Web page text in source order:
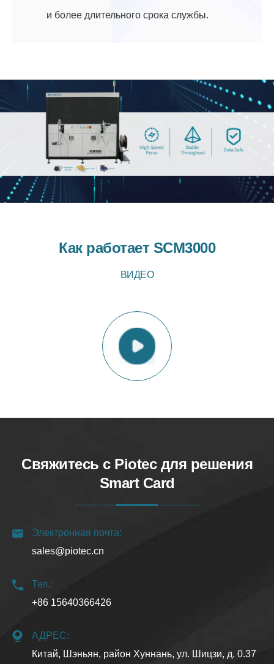
и более длительного срока службы.
Как работает SCM3000
ВИДЕО
Свяжитесь с Piotec для решения
Smart Card
Электронная почта:
sales@piotec.cn
Тел.:
+86 15640366426
АДРЕС:
Китай, Шэньян, район Хуннань, ул. Шицзи, д. 0.37